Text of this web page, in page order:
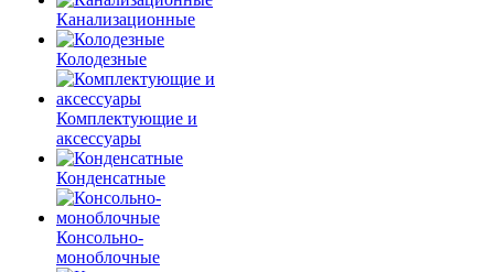
Канализационные
Колодезные
Комплектующие и
аксессуары
Конденсатные
Консольно-
моноблочные